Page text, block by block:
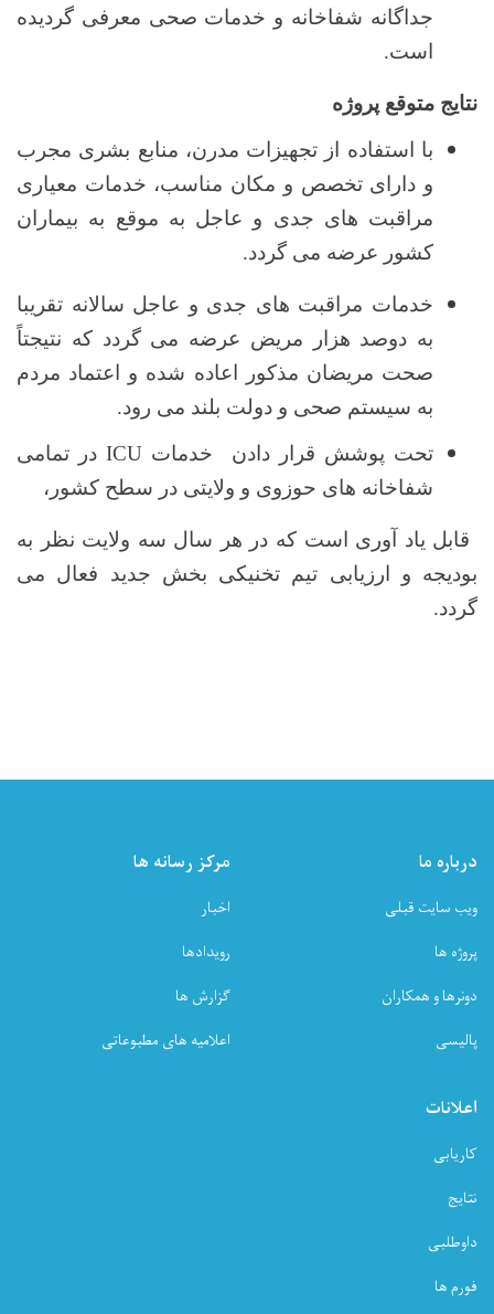
جداگانه شفاخانه و خدمات صحی معرفی گردیده
است.
نتایج متوقع پروژه
با استفاده از تجهیزات مدرن، منابع بشری مجرب
و دارای تخصص و مکان مناسب، خدمات معیاری
مراقبت های جدی و عاجل به موقع به بیماران
کشور عرضه می گردد.
خدمات مراقبت های جدی و عاجل سالانه تقریبا
به دوصد هزار مریض عرضه می گردد که نتیجتاً
صحت مریضان مذکور اعاده شده و اعتماد مردم
به سیستم صحی و دولت بلند می رود.
تحت پوشش قرار دادن خدمات ICUدر تمامی
شفاخانه های حوزوی و ولایتی در سطح کشور،
قابل یاد آوری است که در هر سال سه ولایت نظر به
بودیجه و ارزیابی تیم تخنیکی بخش جدید فعال می
گردد.
درباره ما
ویب سایت قبلی
پروژه ها
دونرها و همکاران
پالیسی
مرکز رسانه ها
اخبار
رویدادها
گزارش ها
اعلامیه های مطبوعاتی
اعلانات
کاریابی
نتایج
داوطلبی
فورم ها